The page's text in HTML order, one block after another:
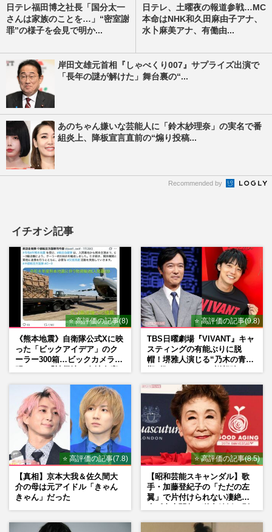
日テレ福田博之社長「国分太一
さんは家族のことを…」“密室謝
罪”の様子を会見で明か...
日テレ、土曜夜の報道参戦…MC
本命はNHK和久田麻由子アナ、
水卜麻美アナ、有働由...
岸田文雄元首相『しゃべくり007』サプライズ出演で
「長年の謎が解けた」舞台裏の“...
あのちゃん嫌いな芸能人に「鈴木紗理奈」の実名で番
組炎上、降板宣言直前の“煽り投稿...
Recommended by
イチオシ記事
⭐ 高評価の記事(8)
《熊本地震》自衛隊公式Xに映
った「ビックアイデア」のク
ーラー300箱…ビックカメラが
⭐ 高評価の記事(9.8)
TBS日曜劇場『VIVANT』キャ
スティングの有能ぶりに脱
帽！堺雅人演じる“乃木の青年
マン長男・櫻井海音だった
⭐ 高評価の記事(7.8)
【真相】京本大我＆佐久間大
介の母は元アイドル「きゃん
きゃん」だった
⭐ 高評価の記事(8.5)
【昭和芸能スキャンダル】歌
手・加藤登紀子の「ただの左
翼」で片付けられない凄絶半